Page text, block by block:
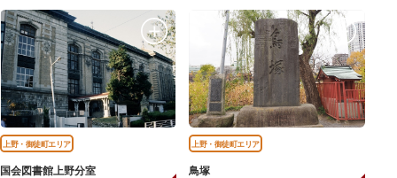
上野・御徒町エリア
国会図書館上野分室
上野・御徒町エリア
鳥塚